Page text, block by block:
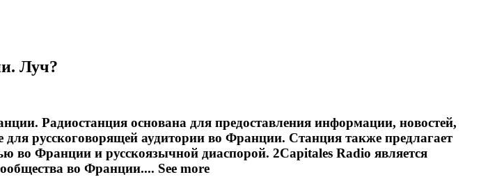
Луч?
Радиостанция основана для предоставления информации, новостей,
русскоговорящей аудитории во Франции. Станция также предлагает
Франции и русскоязычной диаспорой. 2Capitales Radio является
во Франции.... See more